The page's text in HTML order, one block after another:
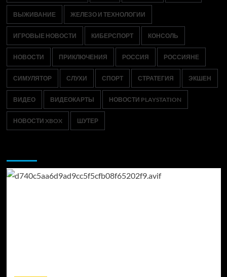
ВЫЖИВАНИЕ ЖЕЛЕЗО И ТЕХНОЛОГИИ
ИГРОВЫЕ НОВОСТИ КИБЕРСПОРТ КОНСОЛЬ
НОВОСТИ ПРИКЛЮЧЕНИЯ РОССИЯ РОССИЯНЕ
СИМУЛЯТОР СЛУХИ СПОРТ СТРАТЕГИЯ ЭКШЕН
ВИДЕО ВИДЕОКАРТЫ НОВОСТИ PLAYSTATION
НОВОСТИ XBOX ШУТЕР